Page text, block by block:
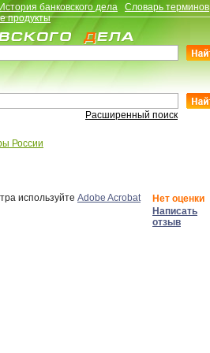
История банковского дела
Словарь терминов
продукты
Расширенный поиск
России
используйте Adobe Acrobat
Нет оценки
Написать
отзыв